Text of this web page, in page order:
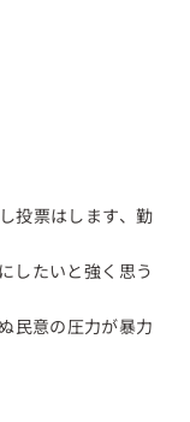
投票はします、勤
したいと強く思う
民意の圧力が暴力